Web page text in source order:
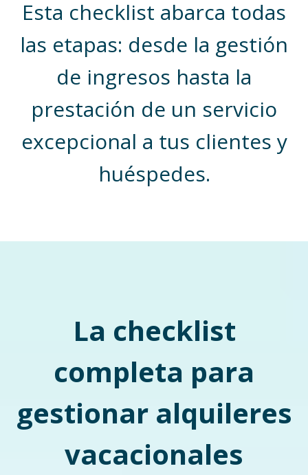
Esta checklist abarca todas
las etapas: desde la gestión
de ingresos hasta la
prestación de un servicio
excepcional a tus clientes y
huéspedes.
La checklist
completa para
gestionar alquileres
vacacionales